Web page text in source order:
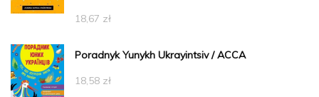
18,67 zł
Poradnyk Yunykh Ukrayintsiv / ACCA
18,58 zł